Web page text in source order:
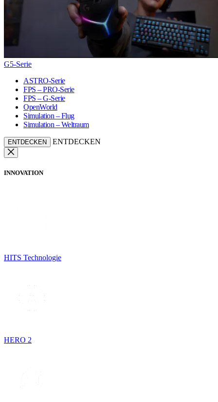
G5-Serie
ASTRO-Serie
FPS – PRO-Serie
FPS – G-Serie
OpenWorld
Simulation – Flug
Simulation – Weltraum
ENTDECKEN ENTDECKEN
INNOVATION
HITS Technologie
HERO 2